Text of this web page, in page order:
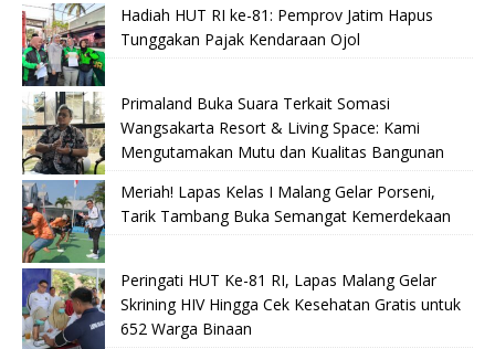
Hadiah HUT RI ke-81: Pemprov Jatim Hapus
Tunggakan Pajak Kendaraan Ojol
Primaland Buka Suara Terkait Somasi
Wangsakarta Resort & Living Space: Kami
Mengutamakan Mutu dan Kualitas Bangunan
Meriah! Lapas Kelas I Malang Gelar Porseni,
Tarik Tambang Buka Semangat Kemerdekaan
Peringati HUT Ke-81 RI, Lapas Malang Gelar
Skrining HIV Hingga Cek Kesehatan Gratis untuk
652 Warga Binaan